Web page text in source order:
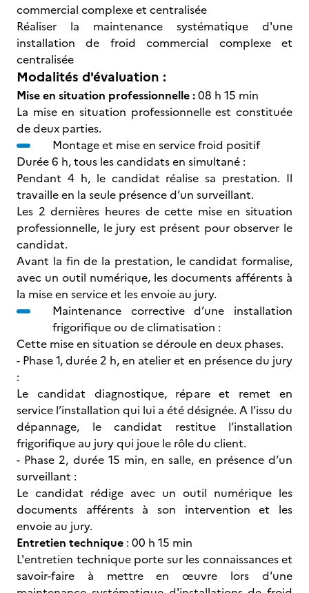
commercial complexe et centralisée
Réaliser la maintenance systématique d'une
installation de froid commercial complexe et
centralisée
Modalités d'évaluation :
Mise en situation professionnelle :08 h 15 min
La mise en situation professionnelle est constituée
de deux parties.
Montage et mise en service froid positif
Durée 6 h, tous les candidats en simultané :
Pendant 4 h, le candidat réalise sa prestation. Il
travaille en la seule présence d’un surveillant.
Les 2 dernières heures de cette mise en situation
professionnelle, le jury est présent pour observer le
candidat.
Avant la fin de la prestation, le candidat formalise,
avec un outil numérique, les documents afférents à
la mise en service et les envoie au jury.
Maintenance corrective d’une installation
frigorifique ou de climatisation :
Cette mise en situation se déroule en deux phases.
- Phase 1, durée 2 h, en atelier et en présence du jury
:
Le candidat diagnostique, répare et remet en
service l’installation qui lui a été désignée. A l’issu du
dépannage, le candidat restitue l’installation
frigorifique au jury qui joue le rôle du client.
- Phase 2, durée 15 min, en salle, en présence d’un
surveillant :
Le candidat rédige avec un outil numérique les
documents afférents à son intervention et les
envoie au jury.
Entretien technique : 00 h 15 min
L'entretien technique porte sur les connaissances et
savoir-faire à mettre en œuvre lors d'une